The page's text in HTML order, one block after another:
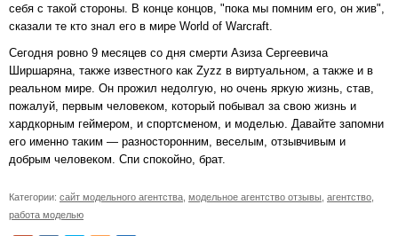
себя с такой стороны. В конце концов, "пока мы помним его, он жив",
сказали те кто знал его в мире World of Warcraft.
Сегодня ровно 9 месяцев со дня смерти Азиза Сергеевича
Ширшаряна, также известного как Zyzz в виртуальном, а также и в
реальном мире. Он прожил недолгую, но очень яркую жизнь, став,
пожалуй, первым человеком, который побывал за свою жизнь и
хардкорным геймером, и спортсменом, и моделью. Давайте запомни
его именно таким — разносторонним, веселым, отзывчивым и
добрым человеком. Спи спокойно, брат.
Категории: сайт модельного агентства модельное агентство отзывы агентство
работа моделью